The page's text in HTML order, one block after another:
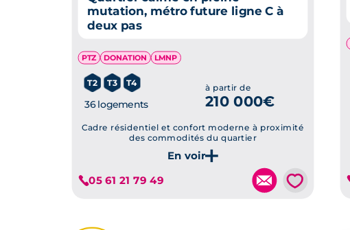
Je découvre ce programme
mutation, métro future ligne C à
deux pas
PTZ DONATION LMNP
T2 T3 T4
36 logements
à partir de
210 000€
Cadre résidentiel et confort moderne à proximité
des commodités du quartier
05 61 21 79 49 💗